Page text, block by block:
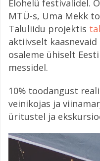
Elohelü festivalidel.
MTÜ-s, Uma Mekk
Taluliidu projektis
aktiivselt
osaleme ühiselt
messidel.
10% toodangust
veinikojas ja
üritustel ja